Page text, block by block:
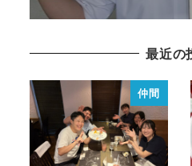
最近の
仲間